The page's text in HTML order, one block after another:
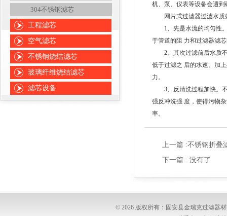
304不锈钢滤芯
工程滤芯
空气滤芯
不锈钢烧结滤芯
玻璃纤维烧结滤芯
滤芯设备
机、泵、仪表等设备会遭到
网片式过滤器过滤水质
1、先是水流的均匀性
于管道的阻 力和过滤器滤
2、其次过滤前后水质不
低于过滤之 后的水速。加
力。
3、反清洗过程加快。不
强反冲洗强 度，使得污物
率。
上一篇 :不锈钢折叠
下一篇 : 没有了
© 2026 版权所有：固安县金瑞克过滤器